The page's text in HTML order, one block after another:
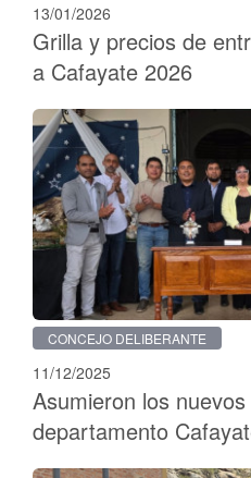
13/01/2026
Grilla y precios de
a Cafayate 2026
CONCEJO DELIBERANTE
11/12/2025
Asumieron los
departamento